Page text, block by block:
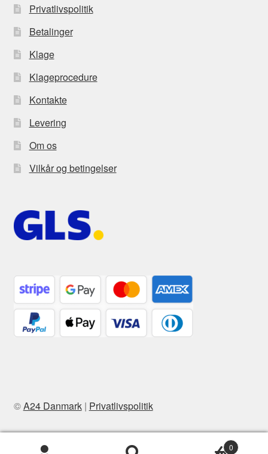
Privatlivspolitik
Betalinger
Klage
Klageprocedure
Kontakte
Levering
Om os
Vilkår og betingelser
©A24 Danmark| Privatlivspolitik
0